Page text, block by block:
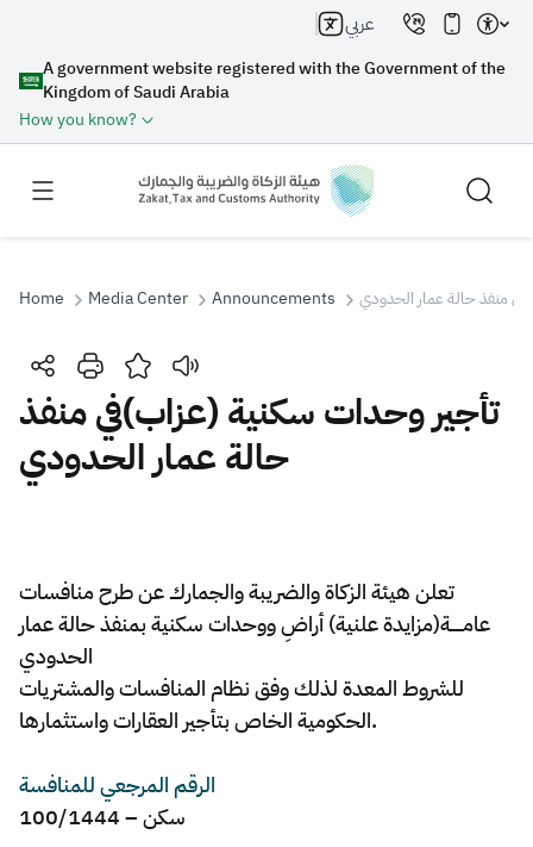
A government website registered with the Government of the
Kingdom of Saudi Arabia
How you know?
عربي
Search
Search Search AI
Zakat Customs VAT
Tax Declaration
Real Estate Transactions
Home Media Center Announcements منفذ حالة عمار الحدودي
تأجير وحدات سكنية (عزاب)في منفذ
حالة عمار الحدودي
تعلن هيئة الزكاة والضريبة والجمارك عن طرح منافسات
عامـــــة(مزايدة علنية) أراضِ ووحدات سكنية بمنفذ حالة عمار
الحدودي
للشروط المعدة لذلك وفق نظام المنافسات والمشتريات
الحكومية الخاص بتأجير العقارات واستثمارها.
الرقم المرجعي للمنافسة
سكن – 100/1444